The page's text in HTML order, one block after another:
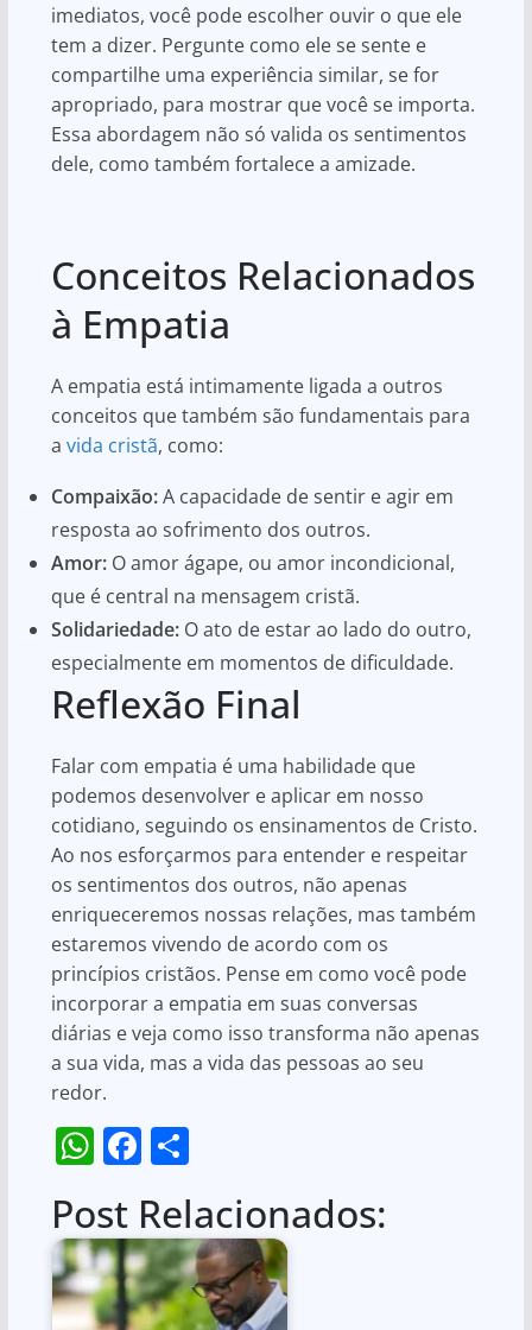
imediatos, você pode escolher ouvir o que ele
tem a dizer. Pergunte como ele se sente e
compartilhe uma experiência similar, se for
apropriado, para mostrar que você se importa.
Essa abordagem não só valida os sentimentos
dele, como também fortalece a amizade.
Conceitos Relacionados
à Empatia
A empatia está intimamente ligada a outros
conceitos que também são fundamentais para
a vida cristã, como:
Compaixão:A capacidade de sentir e agir em
resposta ao sofrimento dos outros.
Amor:O amor ágape, ou amor incondicional,
que é central na mensagem cristã.
Solidariedade:O ato de estar ao lado do outro,
especialmente em momentos de dificuldade.
Reflexão Final
Falar com empatia é uma habilidade que
podemos desenvolver e aplicar em nosso
cotidiano, seguindo os ensinamentos de Cristo.
Ao nos esforçarmos para entender e respeitar
os sentimentos dos outros, não apenas
enriqueceremos nossas relações, mas também
estaremos vivendo de acordo com os
princípios cristãos. Pense em como você pode
incorporar a empatia em suas conversas
diárias e veja como isso transforma não apenas
a sua vida, mas a vida das pessoas ao seu
redor.
W
at
s
A
F
c
e
b
S
ar
e
Post Relacionados: